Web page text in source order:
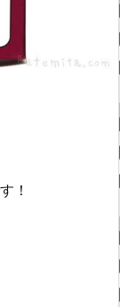
！